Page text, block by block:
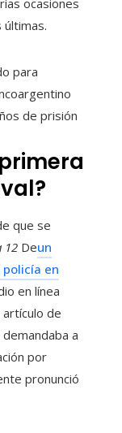
para
de prisión
que se
12 Deun
en
en línea
de
a
por
pronunció